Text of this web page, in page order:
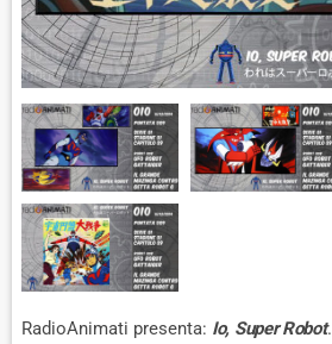
RadioAnimati presenta: Io, Super Robot.